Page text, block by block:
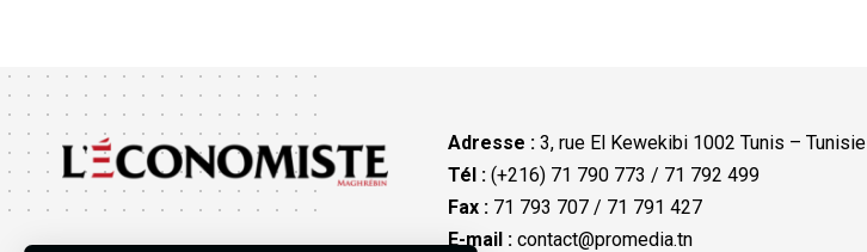
Adresse : 3, rue El Kewekibi 1002 Tunis – Tunisie
Tél :(+216) 71 790 773 / 71 792 499
Fax :71 793 707 / 71 791 427
E-mail : contact@promedia.tn